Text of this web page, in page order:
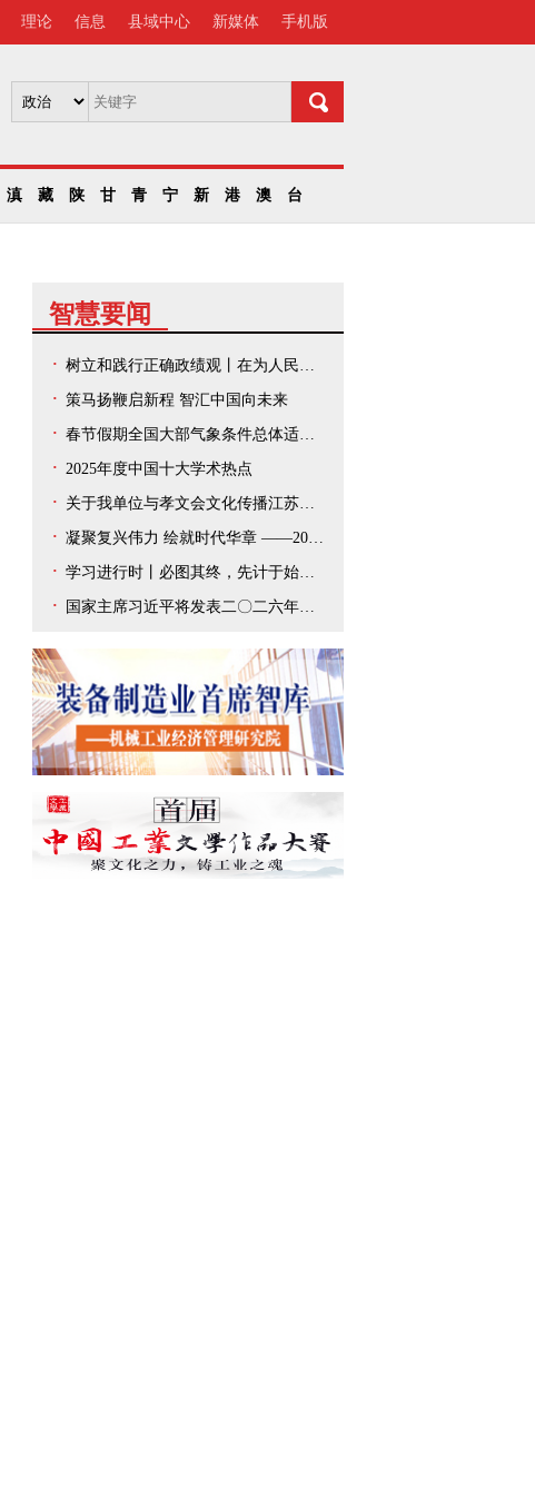
理论 信息 县域中心 新媒体 手机版
滇 藏 陕 甘 青 宁 新 港 澳 台
智慧要闻
树立和践行正确政绩观丨在为人民出政绩、以实干出政绩上走在前、作示范——中央和国家机关、人民团体扎实开展树立和践行正确政绩观学习教育
策马扬鞭启新程 智汇中国向未来
春节假期全国大部气象条件总体适宜出游
2025年度中国十大学术热点
关于我单位与孝文会文化传播江苏有限公司解除合作协议的声明
凝聚复兴伟力 绘就时代华章 ——2025年宣传思想文化事业开创新局面
学习进行时丨必图其终，先计于始——总书记新年贺词给我们以深刻启迪
国家主席习近平将发表二〇二六年新年贺词